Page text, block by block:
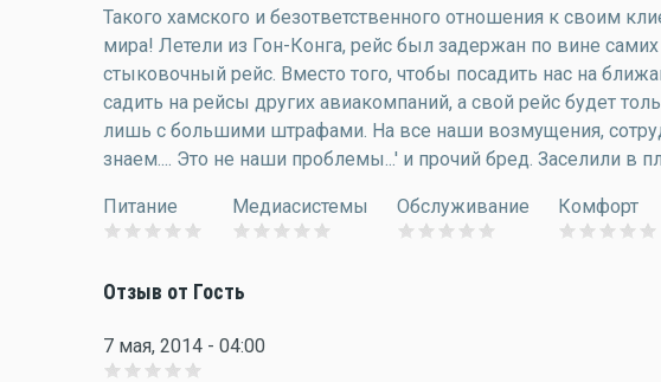
Такого хамского и безответственного отношения к своим
мира! Летели из Гон-Конга, рейс был задержан по вине самих
стыковочный рейс. Вместо того, чтобы посадить нас на
садить на рейсы других авиакомпаний, а свой рейс будет
лишь с большими штрафами. На все наши возмущения,
знаем.... Это не наши проблемы...' и прочий бред. Заселили в
Питание Медиасистемы Обслуживание Комфорт
Отзыв от Гость
7 мая, 2014 - 04:00